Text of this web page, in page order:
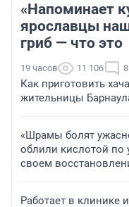
«Напоминает
ярославцы
гриб — что это
19 часов 11 106 8
Как приготовить
жительницы
«Шрамы болят
облили кислотой по
своем
Работает в клинике